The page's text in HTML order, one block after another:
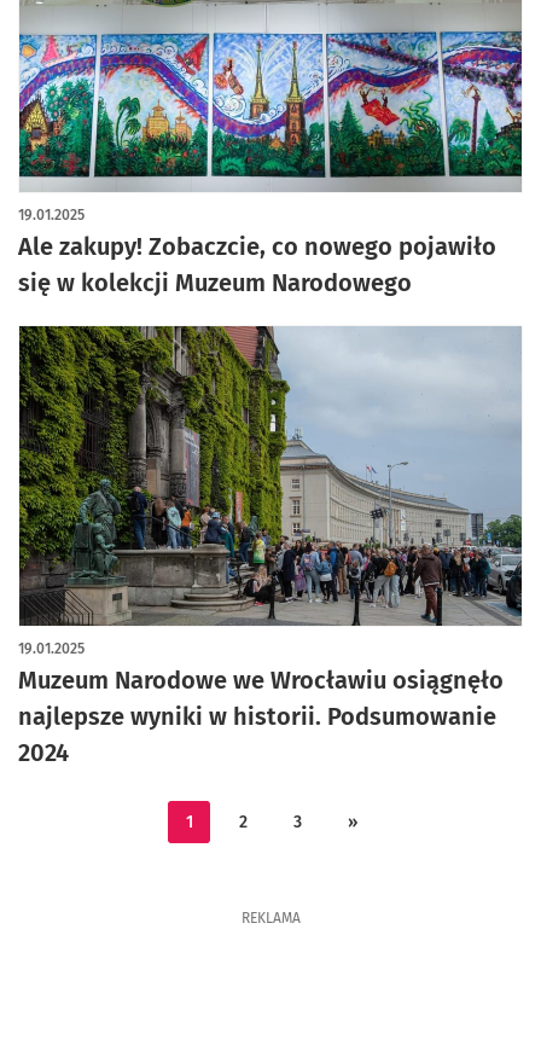
Ale zakupy! Zobaczcie, co nowego pojawiło
się w kolekcji Muzeum Narodowego
19.01.2025
artykuł z galerią zdjęć
Muzeum Narodowe we Wrocławiu osiągnęło
najlepsze wyniki w historii. Podsumowanie
2024
19.01.2025
1 2 3 »
REKLAMA